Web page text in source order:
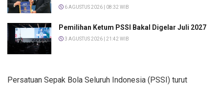
6 AGUSTUS 2026 | 08:32 WIB
Pemilihan Ketum PSSI Bakal Digelar Juli 2027
3 AGUSTUS 2026 | 21:42 WIB
Persatuan Sepak Bola Seluruh Indonesia (PSSI) turut